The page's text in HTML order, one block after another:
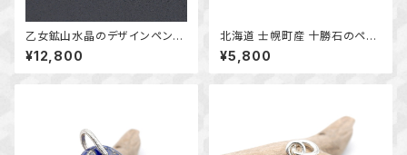
乙女鉱山水晶のデザインペンダ
ント ～国産鉱物～ ＊天然石ア
クセサリー ペンダントトップ
一点物＊
¥12,800
北海道 士幌町産 十勝石のペン
ダント ｋ14GF 天然石アクセサ
リー 一点物 macari
¥5,800